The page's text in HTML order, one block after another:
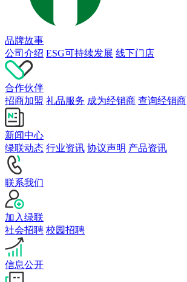
品牌故事
公司介绍 ESG可持续发展 线下门店
合作伙伴
招商加盟 礼品服务 成为经销商 查询经销商
新闻中心
绿联动态 行业资讯 协议声明 产品资讯
联系我们
加入绿联
社会招聘 校园招聘
信息公开